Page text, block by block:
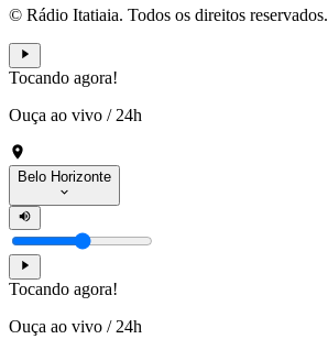
© Rádio Itatiaia. Todos os direitos reservados.
Tocando agora!
Ouça ao vivo / 24h
Belo Horizonte
Tocando agora!
Ouça ao vivo / 24h